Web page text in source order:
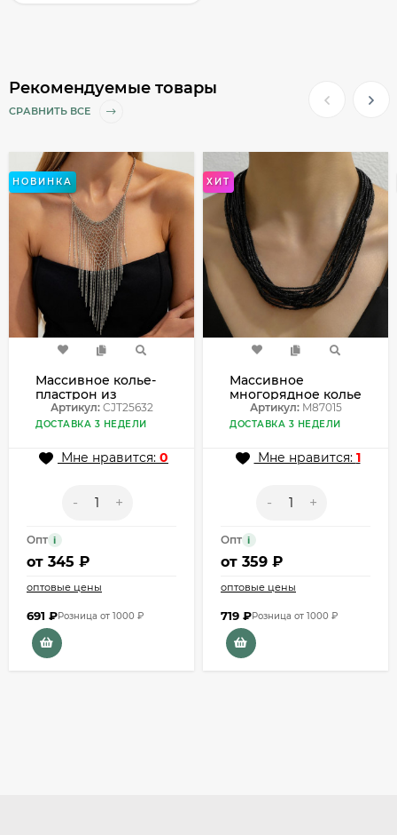
Рекомендуемые товары
СРАВНИТЬ ВСЕ
НОВИНКА
Массивное колье-
пластрон из
множества тонких
цепей CJT25632
Артикул:CJT25632
ДОСТАВКА 3 НЕДЕЛИ
Мне нравится: 0
- +
Опт i
от 345 ₽
оптовые цены
691 ₽Розница от 1000 ₽
ХИТ
Массивное
многорядное колье
из черного бисера
M87015
Артикул:M87015
ДОСТАВКА 3 НЕДЕЛИ
Мне нравится: 1
- +
Опт i
от 359 ₽
оптовые цены
719 ₽Розница от 1000 ₽